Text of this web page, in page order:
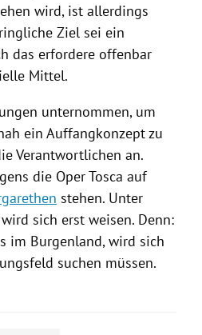
wird, ist allerdings
Ziel sei ein
das erfordere offenbar
Mittel.
unternommen, um
ein Auffangkonzept zu
Verantwortlichen an.
die Oper Tosca auf
stehen. Unter
sich erst weisen. Denn:
im Burgenland, wird sich
suchen müssen.